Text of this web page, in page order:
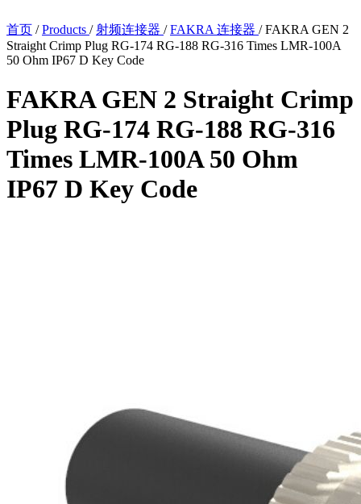
首页 / Products / 射频连接器 / FAKRA 连接器 / FAKRA GEN 2
Straight Crimp Plug RG-174 RG-188 RG-316 Times LMR-100A
50 Ohm IP67 D Key Code
FAKRA GEN 2 Straight Crimp
Plug RG-174 RG-188 RG-316
Times LMR-100A 50 Ohm
IP67 D Key Code